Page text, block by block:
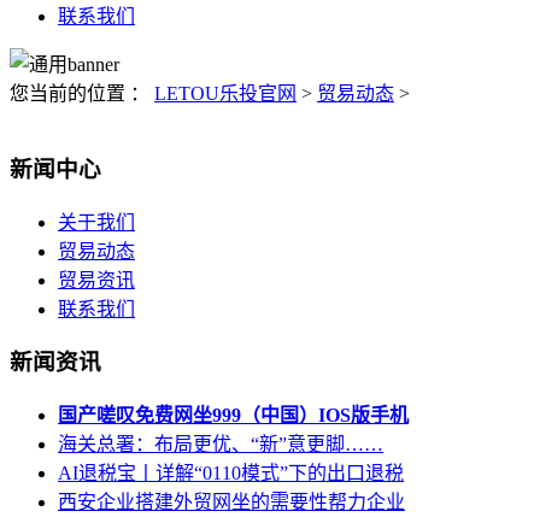
联系我们
您当前的位置 ： LETOU乐投官网 > 贸易动态 >
新闻中心
关于我们
贸易动态
贸易资讯
联系我们
新闻资讯
国产嗟叹免费网坐999（中国）IOS版手机
海关总署：布局更优、“新”意更脚……
AI退税宝丨详解“0110模式”下的出口退税
西安企业搭建外贸网坐的需要性帮力企业